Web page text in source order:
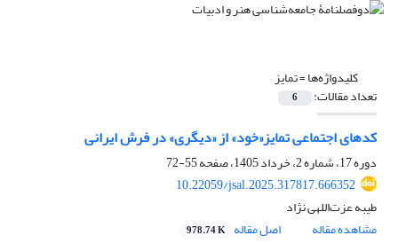
کلیدواژه‌ها =تمایز
تعداد مقالات: 6
کدهای اجتماعی تمایز«خود» از «دیگری» در فرش ایرانی
دوره 17، شماره 2، خرداد 1405، صفحه
55-72
10.22059/jsal.2025.317817.666352
طیبه عزت‌اللهی نژاد
مشاهده مقاله
اصل مقاله 978.74 K